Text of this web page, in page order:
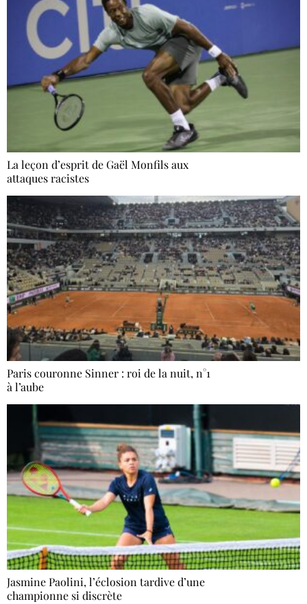
La leçon d’esprit de Gaël Monfils aux
attaques racistes
Paris couronne Sinner : roi de la nuit, n°1
à l’aube
Jasmine Paolini, l’éclosion tardive d’une
championne si discrète